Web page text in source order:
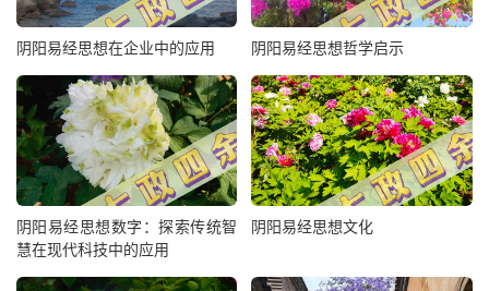
阴阳易经思想在企业中的应用 阴阳易经思想哲学启示
阴阳易经思想数字：探索传统智
慧在现代科技中的应用
阴阳易经思想文化